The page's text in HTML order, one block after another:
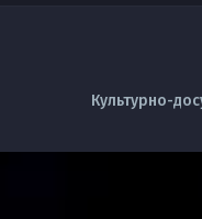
Культурно-